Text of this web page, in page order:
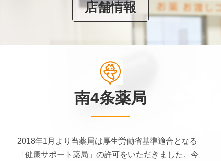
薬剤師の育成
インフォメーション
店舗情報
南4条薬局
2018年1月より当薬局は厚生労働省基準適合となる
「健康サポート薬局」の許可をいただきました。今